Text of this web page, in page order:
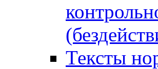
Тексты